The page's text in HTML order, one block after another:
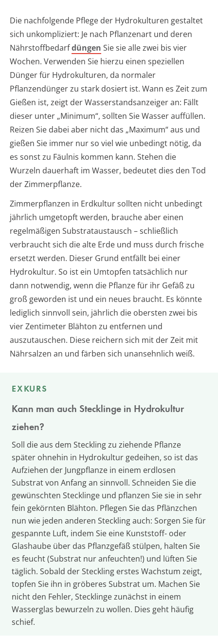
Die nachfolgende Pflege der Hydrokulturen gestaltet
sich unkompliziert: Je nach Pflanzenart und deren
Nährstoffbedarfdüngen Sie sie alle zwei bis vier
Wochen. Verwenden Sie hierzu einen speziellen
Dünger für Hydrokulturen, da normaler
Pflanzendünger zu stark dosiert ist. Wann es Zeit zum
Gießen ist, zeigt der Wasserstandsanzeiger an: Fällt
dieser unter „Minimum“, sollten Sie Wasser auffüllen.
Reizen Sie dabei aber nicht das „Maximum“ aus und
gießen Sie immer nur so viel wie unbedingt nötig, da
es sonst zu Fäulnis kommen kann. Stehen die
Wurzeln dauerhaft im Wasser, bedeutet dies den Tod
der Zimmerpflanze.
Zimmerpflanzen in Erdkultur sollten nicht unbedingt
jährlich umgetopft werden, brauche aber einen
regelmäßigen Substrataustausch – schließlich
verbraucht sich die alte Erde und muss durch frische
ersetzt werden. Dieser Grund entfällt bei einer
Hydrokultur. So ist ein Umtopfen tatsächlich nur
dann notwendig, wenn die Pflanze für ihr Gefäß zu
groß geworden ist und ein neues braucht. Es könnte
lediglich sinnvoll sein, jährlich die obersten zwei bis
vier Zentimeter Blähton zu entfernen und
auszutauschen. Diese reichern sich mit der Zeit mit
Nährsalzen an und färben sich unansehnlich weiß.
EXKURS
Kann man auch Stecklinge in Hydrokultur
ziehen?
Soll die aus dem Steckling zu ziehende Pflanze
später ohnehin in Hydrokultur gedeihen, so ist das
Aufziehen der Jungpflanze in einem erdlosen
Substrat von Anfang an sinnvoll. Schneiden Sie die
gewünschten Stecklinge und pflanzen Sie sie in sehr
fein gekörnten Blähton. Pflegen Sie das Pflänzchen
nun wie jeden anderen Steckling auch: Sorgen Sie für
gespannte Luft, indem Sie eine Kunststoff- oder
Glashaube über das Pflanzgefäß stülpen, halten Sie
es feucht (Substrat nur anfeuchten!) und lüften Sie
täglich. Sobald der Steckling erstes Wachstum zeigt,
topfen Sie ihn in gröberes Substrat um. Machen Sie
nicht den Fehler, Stecklinge zunächst in einem
Wasserglas bewurzeln zu wollen. Dies geht häufig
schief.